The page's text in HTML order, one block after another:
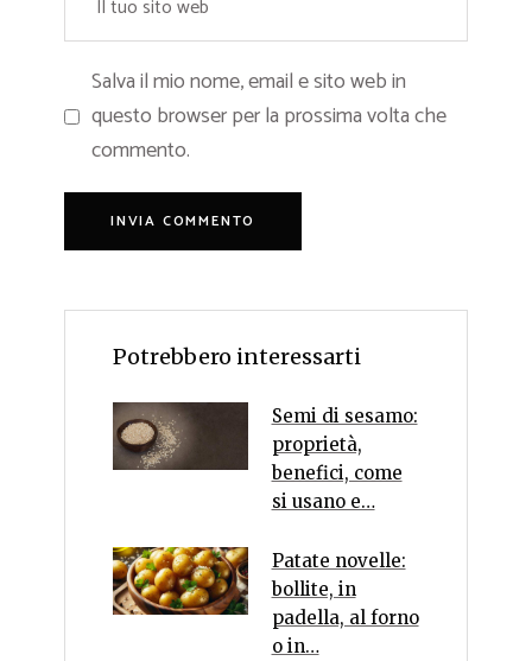
Salva il mio nome, email e sito web in
questo browser per la prossima volta che
commento.
Potrebbero interessarti
Semi di sesamo:
proprietà,
benefici, come
si usano e…
Patate novelle:
bollite, in
padella, al forno
o in…